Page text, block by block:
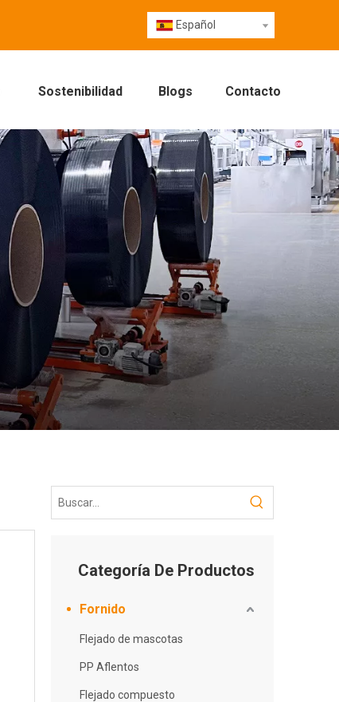
Español
Sostenibilidad Blogs Contacto
Categoría De Productos
Fornido
Flejado de mascotas
PP Aflentos
Flejado compuesto